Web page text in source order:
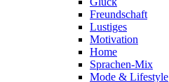
Freundschaft
Lustiges
Motivation
Home
Sprachen-Mix
Mode & Lifestyle